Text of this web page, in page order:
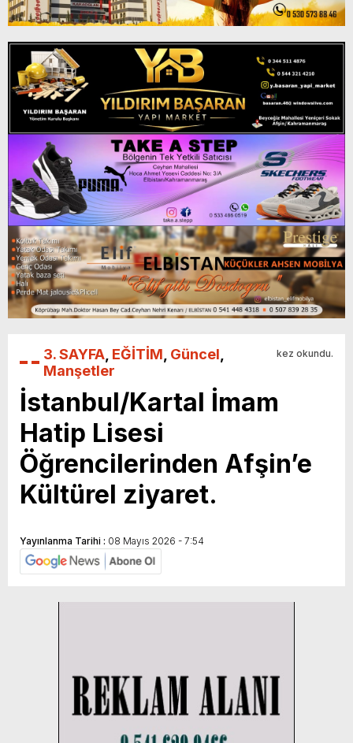
3. SAYFA EĞİTİM Güncel
Manşetler
kez okundu.
İstanbul/Kartal İmam
Hatip Lisesi
Öğrencilerinden Afşin’e
Kültürel ziyaret.
Yayınlanma Tarihi : 08 Mayıs 2026 - 7:54